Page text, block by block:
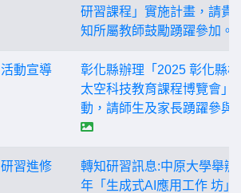
研習課程」實施計畫，請貴
知所屬教師鼓勵踴躍參加。
活動宣導
彰化縣辦理「2025 彰化縣
太空科技教育課程博覽會」
動，請師生及家長踴躍參與
研習進修
轉知研習訊息:中原大學舉辦
年「生成式AI應用工作 坊」